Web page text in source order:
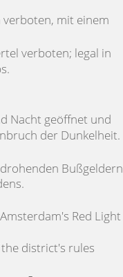
verboten, mit einem
verboten; legal in
Nacht geöffnet und
der Dunkelheit.
Bußgeldern
district's rules